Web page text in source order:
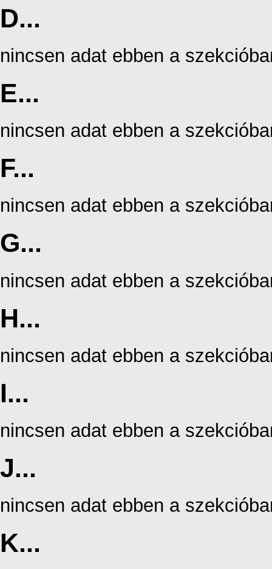
D...
nincsen adat ebben a
E...
nincsen adat ebben a
F...
nincsen adat ebben a
G...
nincsen adat ebben a
H...
nincsen adat ebben a
I...
nincsen adat ebben a
J...
nincsen adat ebben a
K...